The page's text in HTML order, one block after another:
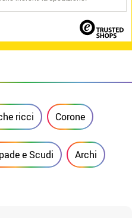
ricci Corone
e Scudi Archi